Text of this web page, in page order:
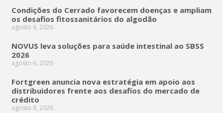
Condições do Cerrado favorecem doenças e ampliam
os desafios fitossanitários do algodão
agosto 6, 2026
NOVUS leva soluções para saúde intestinal ao SBSS
2026
agosto 6, 2026
Fortgreen anuncia nova estratégia em apoio aos
distribuidores frente aos desafios do mercado de
crédito
agosto 6, 2026